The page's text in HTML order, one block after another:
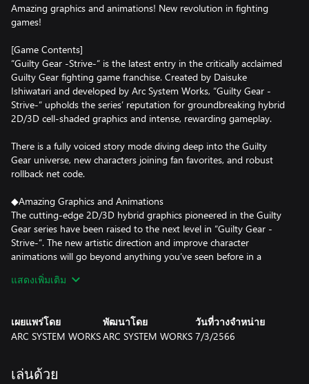
Amazing graphics and animations! New revolution in fighting
games!
[Game Contents]
“Guilty Gear -Strive-“ is the latest entry in the critically acclaimed
Guilty Gear fighting game franchise. Created by Daisuke
Ishiwatari and developed by Arc System Works, “Guilty Gear -
Strive-“ upholds the series’ reputation for groundbreaking hybrid
2D/3D cell-shaded graphics and intense, rewarding gameplay.
There is a fully voiced story mode diving deep into the Guilty
Gear universe, new characters joining fan favorites, and robust
rollback net code.
◆Amazing Graphics and Animations
The cutting-edge 2D/3D hybrid graphics pioneered in the Guilty
Gear series have been raised to the next level in “Guilty Gear -
Strive-“. The new artistic direction and improve character
animations will go beyond anything you’ve seen before in a
game play mechanics designed to allow players new to the series
to quickly learn the fundamentals while maintaining the deep,
series such as a wall-breaking mechanic will allow for new and
exciting approaches to battle.
แสดงเพิ่มเติม
เผยแพร่โดย
ARC SYSTEM WORKS
พัฒนาโดย
ARC SYSTEM WORKS
วันที่วางจำหน่าย
7/3/2566
เล่นด้วย